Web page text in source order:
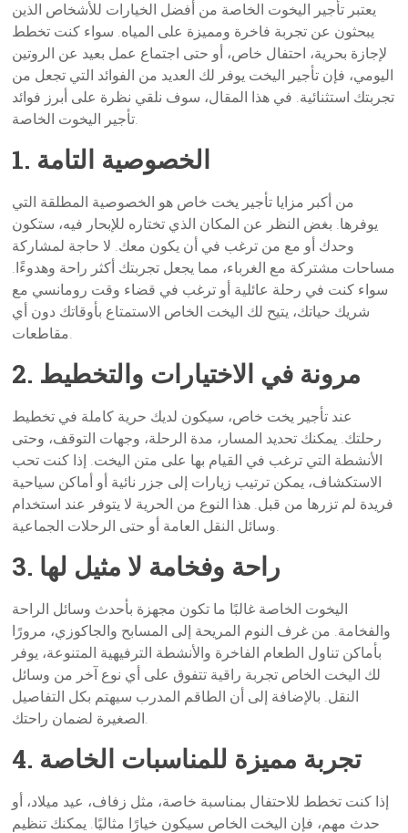
يعتبر تأجير اليخوت الخاصة من أفضل الخيارات للأشخاص الذين
يبحثون عن تجربة فاخرة ومميزة على المياه. سواء كنت تخطط
لإجازة بحرية، احتفال خاص، أو حتى اجتماع عمل بعيد عن الروتين
اليومي، فإن تأجير اليخت يوفر لك العديد من الفوائد التي تجعل من
تجربتك استثنائية. في هذا المقال، سوف نلقي نظرة على أبرز فوائد
تأجير اليخوت الخاصة.
1. الخصوصية التامة
من أكبر مزايا تأجير يخت خاص هو الخصوصية المطلقة التي
يوفرها. بغض النظر عن المكان الذي تختاره للإبحار فيه، ستكون
وحدك أو مع من ترغب في أن يكون معك. لا حاجة لمشاركة
مساحات مشتركة مع الغرباء، مما يجعل تجربتك أكثر راحة وهدوءًا.
سواء كنت في رحلة عائلية أو ترغب في قضاء وقت رومانسي مع
شريك حياتك، يتيح لك اليخت الخاص الاستمتاع بأوقاتك دون أي
مقاطعات.
2. مرونة في الاختيارات والتخطيط
عند تأجير يخت خاص، سيكون لديك حرية كاملة في تخطيط
رحلتك. يمكنك تحديد المسار، مدة الرحلة، وجهات التوقف، وحتى
الأنشطة التي ترغب في القيام بها على متن اليخت. إذا كنت تحب
الاستكشاف، يمكن ترتيب زيارات إلى جزر نائية أو أماكن سياحية
فريدة لم تزرها من قبل. هذا النوع من الحرية لا يتوفر عند استخدام
وسائل النقل العامة أو حتى الرحلات الجماعية.
3. راحة وفخامة لا مثيل لها
اليخوت الخاصة غالبًا ما تكون مجهزة بأحدث وسائل الراحة
والفخامة. من غرف النوم المريحة إلى المسابح والجاكوزي، مرورًا
بأماكن تناول الطعام الفاخرة والأنشطة الترفيهية المتنوعة، يوفر
لك اليخت الخاص تجربة راقية تتفوق على أي نوع آخر من وسائل
النقل. بالإضافة إلى أن الطاقم المدرب سيهتم بكل التفاصيل
الصغيرة لضمان راحتك.
4. تجربة مميزة للمناسبات الخاصة
إذا كنت تخطط للاحتفال بمناسبة خاصة، مثل زفاف، عيد ميلاد، أو
حدث مهم، فإن اليخت الخاص سيكون خيارًا مثاليًا. يمكنك تنظيم